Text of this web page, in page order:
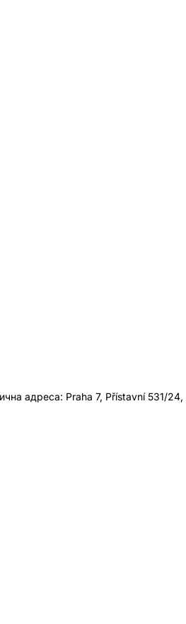
адреса: Praha 7, Přístavní 531/24,